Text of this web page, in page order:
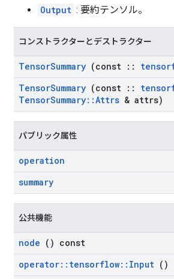
Output : 要約テンソル。
コンストラクターとデストラクター
TensorSummary (const ::
TensorSummary (const ::
TensorSummary::Attrs & attrs)
パブリック属性
operation
summary
公共機能
node () const
operator:: tensorflow:: Input ()